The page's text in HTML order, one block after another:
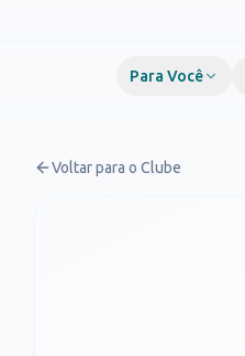
Para Você
Voltar para o Clube